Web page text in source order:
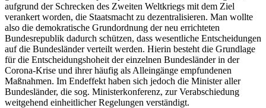
aufgrund der Schrecken des Zweiten Weltkriegs mit dem Ziel
verankert worden, die Staatsmacht zu dezentralisieren. Man wollte
also die demokratische Grundordnung der neu errichteten
Bundesrepublik dadurch schützen, dass wesentliche Entscheidungen
auf die Bundesländer verteilt werden. Hierin besteht die Grundlage
für die Entscheidungshoheit der einzelnen Bundesländer in der
Corona-Krise und ihrer häufig als Alleingänge empfundenen
Maßnahmen. Im Endeffekt haben sich jedoch die Minister aller
Bundesländer, die sog. Ministerkonferenz, zur Verabschiedung
weitgehend einheitlicher Regelungen verständigt.